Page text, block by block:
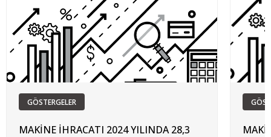
GÖSTERGELER
MAKİNE İHRACATI 2024 YILINDA 28,3